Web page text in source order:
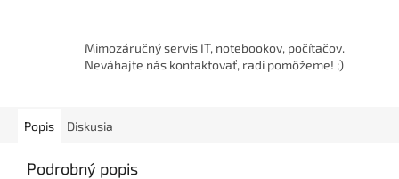
Mimozáručný servis IT, notebookov, počítačov.
Neváhajte nás kontaktovať, radi pomôžeme! ;)
Popis Diskusia
Podrobný popis